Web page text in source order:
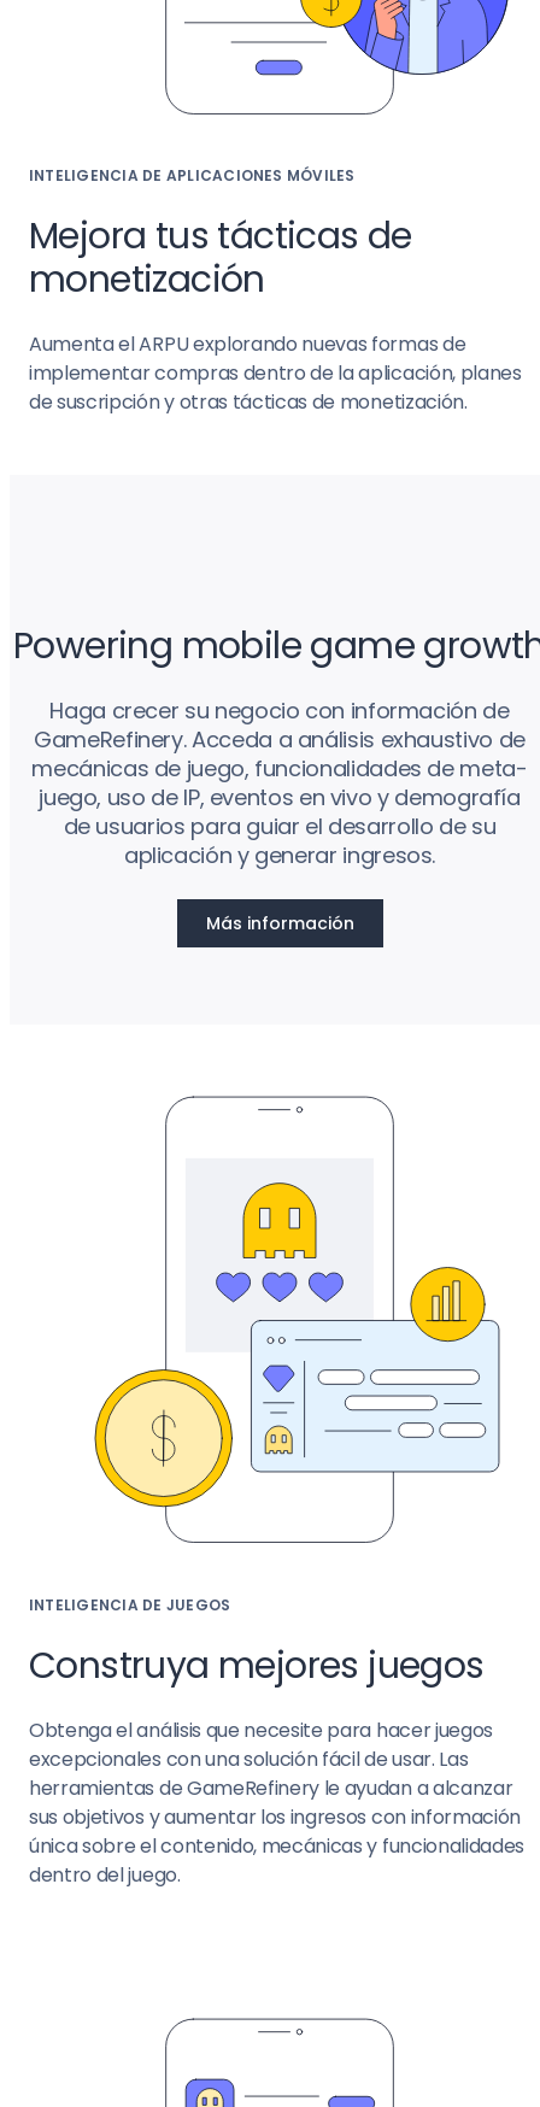
INTELIGENCIA DE APLICACIONES MÓVILES
Mejora tus tácticas de
monetización
Aumenta el ARPU explorando nuevas formas de
implementar compras dentro de la aplicación, planes
de suscripción y otras tácticas de monetización.
Powering mobile game
Haga crecer su negocio con información de
GameRefinery. Acceda a análisis exhaustivo de
mecánicas de juego, funcionalidades de meta-
juego, uso de IP, eventos en vivo y demografía
de usuarios para guiar el desarrollo de su
aplicación y generar ingresos.
Más información
INTELIGENCIA DE JUEGOS
Construya mejores juegos
Obtenga el análisis que necesite para hacer juegos
excepcionales con una solución fácil de usar. Las
herramientas de GameRefinery le ayudan a alcanzar
sus objetivos y aumentar los ingresos con información
única sobre el contenido, mecánicas y funcionalidades
dentro del juego.